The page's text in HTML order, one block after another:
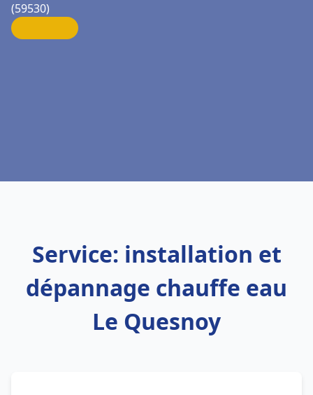
(59530)
Service: installation et
dépannage chauffe eau
Le Quesnoy